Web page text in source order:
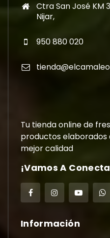
Ctra San José KM
Nijar,
950 880 020
Tu tienda online de
productos elaborados
mejor calidad
¡Vamos A
Información